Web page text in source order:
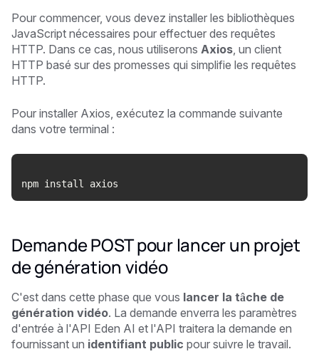
Pour commencer, vous devez installer les bibliothèques
JavaScript nécessaires pour effectuer des requêtes
HTTP. Dans ce cas, nous utiliserons Axios , un client
HTTP basé sur des promesses qui simplifie les requêtes
HTTP.
Pour installer Axios, exécutez la commande suivante
dans votre terminal :
npm install axios
Demande POST pour lancer un projet
de génération vidéo
C'est dans cette phase que vous lancer la tâche de
génération vidéo. La demande enverra les paramètres
d'entrée à l'API Eden AI et l'API traitera la demande en
fournissant un identifiant public pour suivre le travail.